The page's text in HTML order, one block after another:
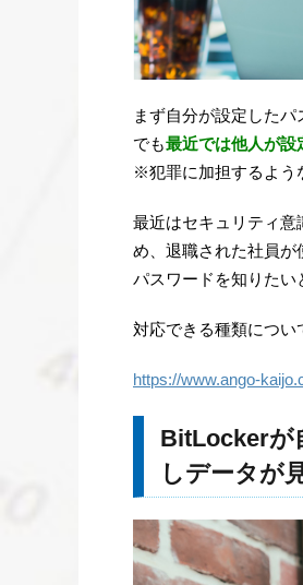
まず自分が設定した
でも最近では他人が設
※犯罪に加担するよう
最近はセキュリティ意
め、退職された社員が
パスワードを知りたい
対応できる種類につい
https://www.ango-
BitLockerが
しデータが